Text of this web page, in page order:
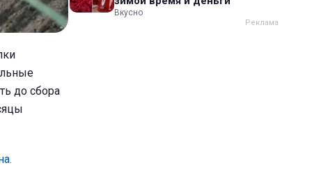
до сбора
Вкусно